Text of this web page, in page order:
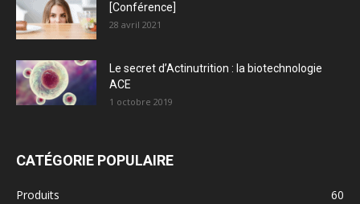
[Conférence]
28 avril 2021
Le secret d’Actinutrition : la biotechnologie
ACE
1 octobre 2019
CATÉGORIE POPULAIRE
Produits
60